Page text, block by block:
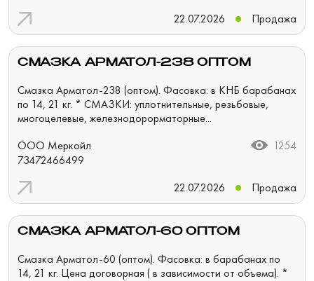
22.07.2026 Продажа
СМАЗКА АРМАТОЛ-238 ОПТОМ
Смазка Арматол-238 (оптом). Фасовка: в КНБ барабанах
по 14, 21 кг. * СМАЗКИ: уплотнительные, резьбовые,
многоцелевые, железнодорорматорные...
ООО Меркойл
73472466499
1254
22.07.2026 Продажа
СМАЗКА АРМАТОЛ-60 ОПТОМ
Смазка Арматол-60 (оптом). Фасовка: в барабанах по
14, 21 кг. Цена договорная ( в зависимости от объема). *